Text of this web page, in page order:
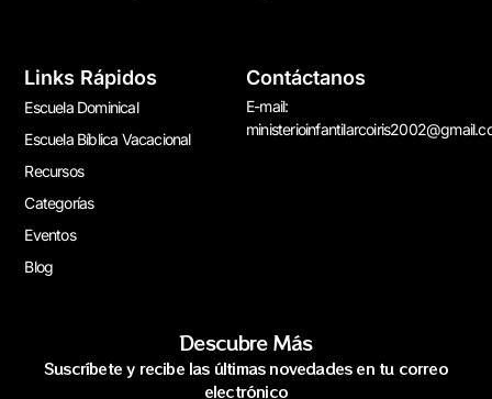
Links Rápidos
Escuela Dominical
Escuela Bíblica Vacacional
Recursos
Categorías
Eventos
Blog
Contáctanos
E-mail:
Descubre Más
Suscríbete y recibe las últimas novedades en tu correo
electrónico